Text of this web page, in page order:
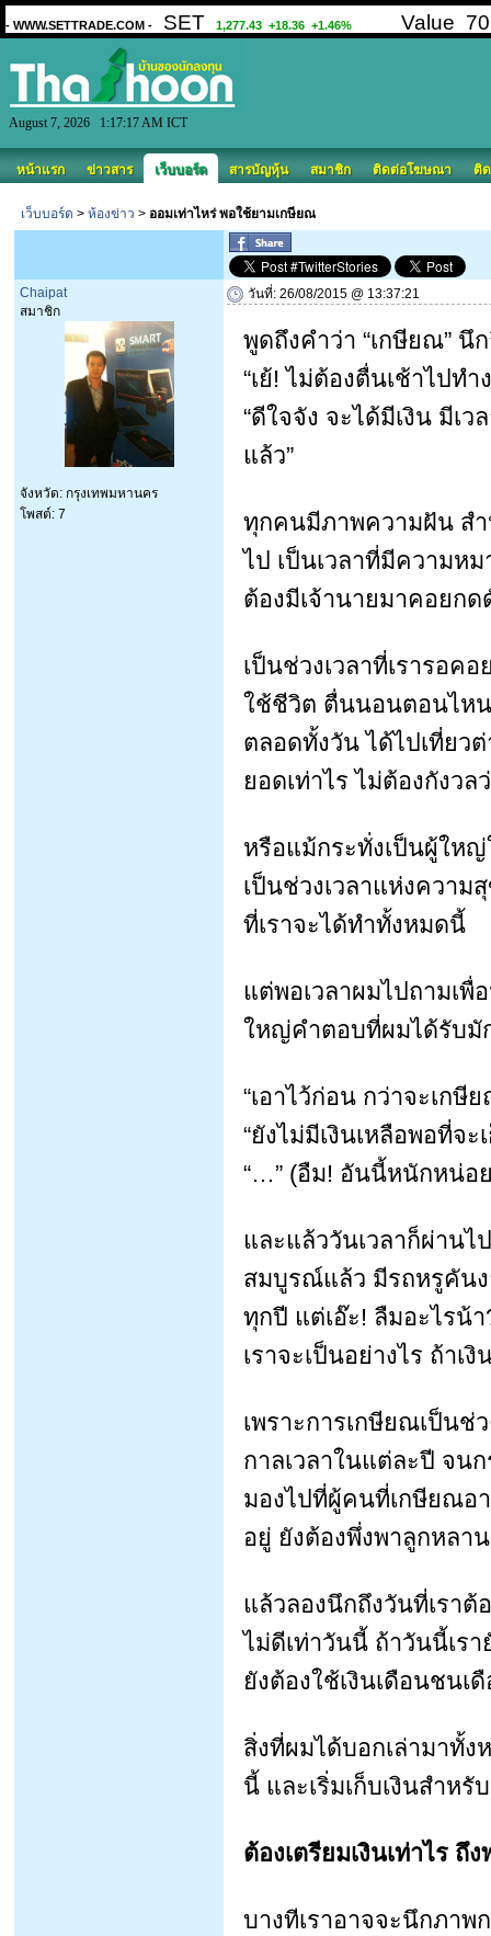
August 7, 2026 1:17:17 AM ICT
หน้าแรก ข่าวสาร เว็บบอร์ด สารบัญหุ้น สมาชิก ติดต่อโฆษณา ติ
เว็บบอร์ด > ห้องข่าว > ออมเท่าไหร่ พอใช้ยามเกษียณ
Chaipat
สมาชิก
จังหวัด: กรุงเทพมหานคร
โพสต์: 7
วันที่: 26/08/2015 @ 13:37:21
พูดถึงคำว่า “เกษียณ” นึ
“เย้! ไม่ต้องตื่นเช้าไปทำ
“ดีใจจัง จะได้มีเงิน มีเ
แล้ว”
ทุกคนมีภาพความฝัน ส
ไป เป็นเวลาที่มีความห
ต้องมีเจ้านายมาคอยก
เป็นช่วงเวลาที่เรารอค
ใช้ชีวิต ตื่นนอนตอนไหน
ตลอดทั้งวัน ได้ไปเที่ยว
ยอดเท่าไร ไม่ต้องกังว
หรือแม้กระทั่งเป็นผู้ให
เป็นช่วงเวลาแห่งความ
ที่เราจะได้ทำทั้งหมดนี้
แต่พอเวลาผมไปถามเพื่
ใหญ่คำตอบที่ผมได้รับมั
“เอาไว้ก่อน กว่าจะเกษี
“ยังไม่มีเงินเหลือพอที่จ
“…” (อืม! อันนี้หนักหน่อ
และแล้ววันเวลาก็ผ่านไ
สมบูรณ์แล้ว มีรถหรูคันง
ทุกปี แต่เอ๊ะ! ลืมอะไรน้
เราจะเป็นอย่างไร ถ้า
เพราะการเกษียณเป็นช่
กาลเวลาในแต่ละปี จน
มองไปที่ผู้คนที่เกษียณอ
อยู่ ยังต้องพึ่งพาลูกหลา
แล้วลองนึกถึงวันที่เรา
ไม่ดีเท่าวันนี้ ถ้าวันนี้เร
ยังต้องใช้เงินเดือนชนเ
สิ่งที่ผมได้บอกเล่ามาทั้
นี้ และเริ่มเก็บเงินสำห
ต้องเตรียมเงินเท่าไร ถึ
บางทีเราอาจจะนึกภาพ